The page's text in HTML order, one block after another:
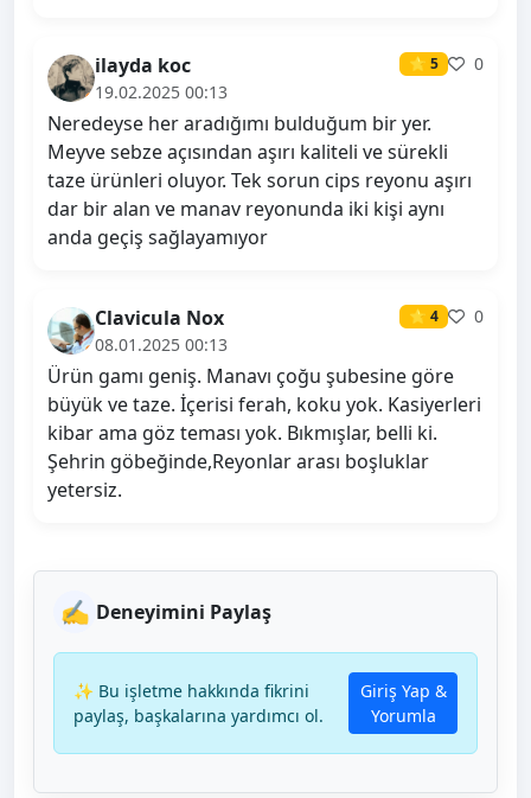
ilayda koc ⭐ 5
0
19.02.2025 00:13
Neredeyse her aradığımı bulduğum bir yer.
Meyve sebze açısından aşırı kaliteli ve sürekli
taze ürünleri oluyor. Tek sorun cips reyonu aşırı
dar bir alan ve manav reyonunda iki kişi aynı
anda geçiş sağlayamıyor
Clavicula Nox ⭐ 4
0
08.01.2025 00:13
Ürün gamı geniş. Manavı çoğu şubesine göre
büyük ve taze. İçerisi ferah, koku yok. Kasiyerleri
kibar ama göz teması yok. Bıkmışlar, belli ki.
Şehrin göbeğinde,Reyonlar arası boşluklar
yetersiz.
✍️ Deneyimini Paylaş
✨ Bu işletme hakkında fikrini
paylaş, başkalarına yardımcı ol.
Giriş Yap &
Yorumla